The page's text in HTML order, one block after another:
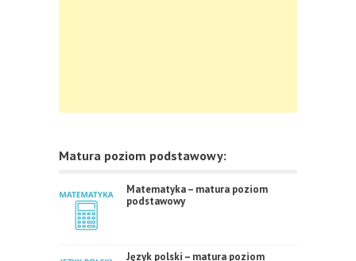
Matura poziom podstawowy:
Matematyka – matura poziom
podstawowy
Język polski – matura poziom